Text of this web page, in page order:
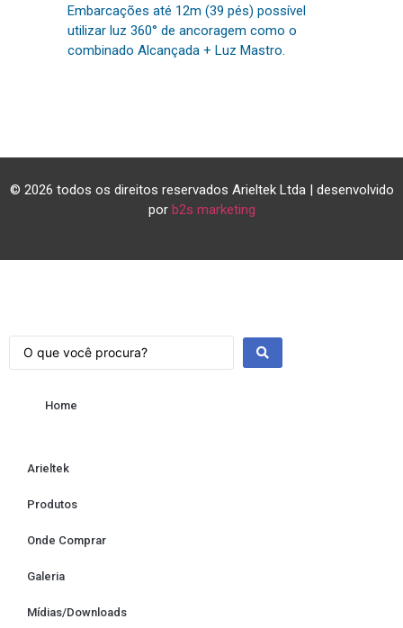
Embarcações até 12m (39 pés) possível
utilizar luz 360° de ancoragem como o
combinado Alcançada + Luz Mastro.
© 2026 todos os direitos reservados Arieltek Ltda | desenvolvido
por b2s marketing
Home
Arieltek
Produtos
Onde Comprar
Galeria
Mídias/Downloads